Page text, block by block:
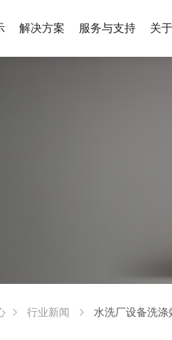
解决方案 服务与支持 关
行业新闻 水洗厂设备洗